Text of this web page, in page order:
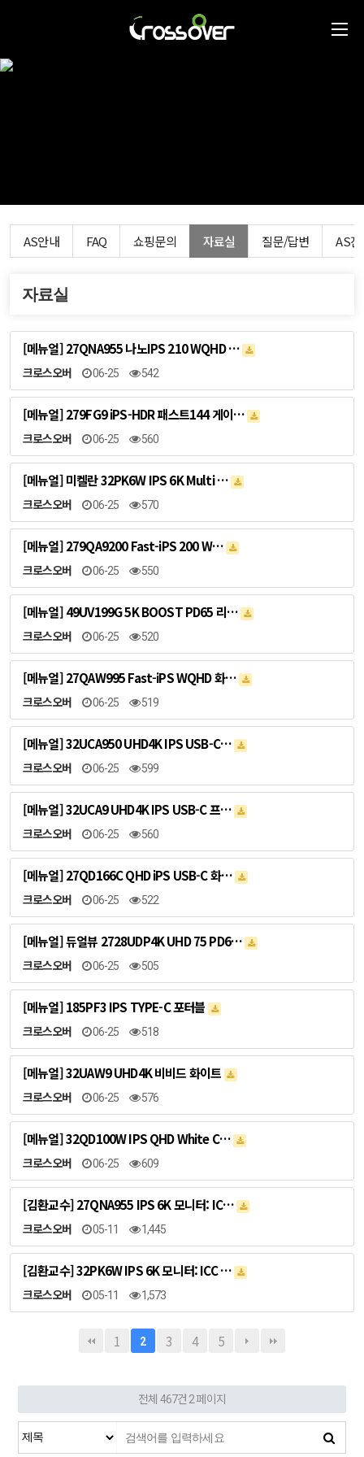
AS안내 FAQ 쇼핑문의 자료실 질문/답변 AS진
자료실
[메뉴얼] 27QNA955 나노IPS 210 WQHD …
크로스오버 06-25 542
[메뉴얼] 279FG9 iPS-HDR 패스트144 게이…
크로스오버 06-25 560
[메뉴얼] 미켈란 32PK6W IPS 6K Multi …
크로스오버 06-25 570
[메뉴얼] 279QA9200 Fast-iPS 200 W…
크로스오버 06-25 550
[메뉴얼] 49UV199G 5K BOOST PD65 리…
크로스오버 06-25 520
[메뉴얼] 27QAW995 Fast-iPS WQHD 화…
크로스오버 06-25 519
[메뉴얼] 32UCA950 UHD4K IPS USB-C…
크로스오버 06-25 599
[메뉴얼] 32UCA9 UHD4K IPS USB-C 프…
크로스오버 06-25 560
[메뉴얼] 27QD166C QHD iPS USB-C 화…
크로스오버 06-25 522
[메뉴얼] 듀얼뷰 2728UDP4K UHD 75 PD6…
크로스오버 06-25 505
[메뉴얼] 185PF3 IPS TYPE-C 포터블
크로스오버 06-25 518
[메뉴얼] 32UAW9 UHD4K 비비드 화이트
크로스오버 06-25 576
[메뉴얼] 32QD100W IPS QHD White C…
크로스오버 06-25 609
[김환교수] 27QNA955 IPS 6K 모니터: IC…
크로스오버 05-11 1,445
[김환교수] 32PK6W IPS 6K 모니터: ICC …
크로스오버 05-11 1,573
1 2 3 4 5
전체 467건 2 페이지